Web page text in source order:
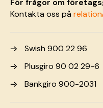
För frågor om
Kontakta oss på
Swish 900 22 96
Plusgiro 90 02 29-6
Bankgiro 900-2031